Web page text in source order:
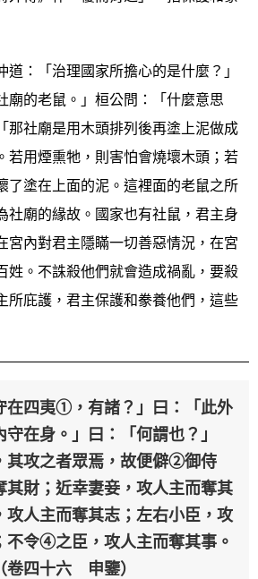
道：「治理國家所擔心的是什麼？」
廟的老鼠。」桓公問：「什麼意思
那社廟是用木頭排列後再塗上泥做成
若用煙熏牠，則害怕會燒壞木頭；若
了塗在上面的泥。這裡面的老鼠之所
社廟的緣故。國家也有社鼠，君主身
宮內對君主隱瞞一切善惡情況，在宮
姓。不誅殺他們就會造成禍亂，要殺
所庇護，君主保護和豢養他們，這些
在四夷①，有諸？」曰：「此外
在身。」曰：「何謂也？」
其攻之者眾焉，故便僻②御侍
財；近幸妻妾，攻人主而奪其
攻人主而奪其志；左右小臣，攻
不令④之臣，攻人主而奪其事。
卷四十六 申鑒）